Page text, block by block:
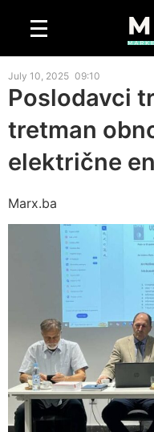
July 10, 2025 09:10
Poslodavci
tretman
električne
Marx.ba